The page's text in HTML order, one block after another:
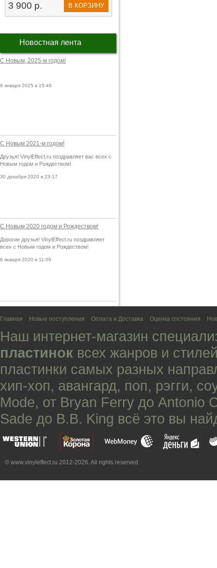
3 900 р. В КОРЗИНУ
Новостная лента
С Новым, 2025-м годом!
9 января 2025 в 15:46
С Новым 2021-м годом!
Друзья! VinylEffect.ru поздравляет вас всех с
Новым годом и Рождеством!
30 декабря 2020 в 23:17
С Новым 2020 годом и Рождеством!
Дорогие друзья! VinylEffect.ru поздравляет
всех с Новым годом и Рождеством!
6 января 2020 в 11:09
Главная Новые поступления Оплата и Доставка Оценка состояния
Наш интернет-магазин
пластинок всех жанров и
пластинки самых разных
хип-хоп, авангард, поп, рэгги,
Mode, от Bryan Ferry до Antonio
Sade до B.B. King всё это вы
© www.vinyleffect.ru 2012-2026. All rights reserved.